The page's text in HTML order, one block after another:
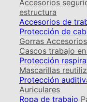
Accesorios
estructura
Accesorios de
Protección de
Gorras
Cascos trabajo
Protección
Mascarillas
Protección
Auriculares
Ropa de trabajo